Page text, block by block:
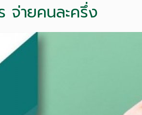
จ่ายคนละครึ่ง